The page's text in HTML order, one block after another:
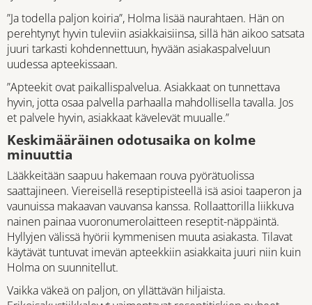
”Ja todella paljon koiria”, Holma lisää naurahtaen. Hän on
perehtynyt hyvin tuleviin asiakkaisiinsa, sillä hän aikoo satsata
juuri tarkasti kohdennettuun, hyvään asiakaspalveluun
uudessa apteekissaan.
”Apteekit ovat paikallispalvelua. Asiakkaat on tunnettava
hyvin, jotta osaa palvella parhaalla mahdollisella tavalla. Jos
et palvele hyvin, asiakkaat kävelevät muualle.”
Keskimääräinen odotusaika on kolme
minuuttia
Lääkkeitään saapuu hakemaan rouva pyörätuolissa
saattajineen. Viereisellä reseptipisteellä isä asioi taaperon ja
vaunuissa makaavan vauvansa kanssa. Rollaattorilla liikkuva
nainen painaa vuoronumerolaitteen reseptit-näppäintä.
Hyllyjen välissä hyörii kymmenisen muuta asiakasta. Tilavat
käytävät tuntuvat imevän apteekkiin asiakkaita juuri niin kuin
Holma on suunnitellut.
Vaikka väkeä on paljon, on yllättävän hiljaista.